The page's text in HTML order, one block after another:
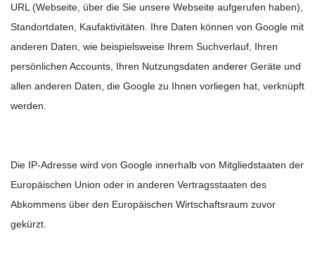
URL (Webseite, über die Sie unsere Webseite aufgerufen haben),
Standortdaten, Kaufaktivitäten. Ihre Daten können von Google mit
anderen Daten, wie beispielsweise Ihrem Suchverlauf, Ihren
persönlichen Accounts, Ihren Nutzungsdaten anderer Geräte und
allen anderen Daten, die Google zu Ihnen vorliegen hat, verknüpft
werden.
Die IP-Adresse wird von Google innerhalb von Mitgliedstaaten der
Europäischen Union oder in anderen Vertragsstaaten des
Abkommens über den Europäischen Wirtschaftsraum zuvor
gekürzt.